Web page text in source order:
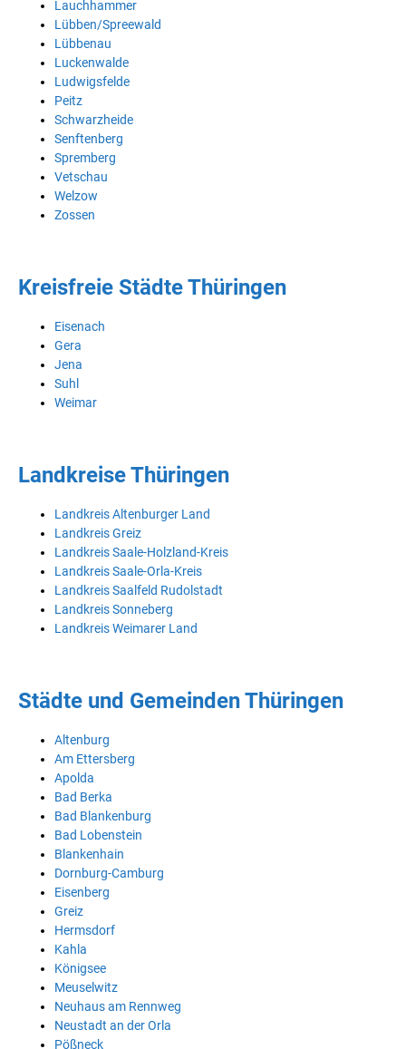
Lauchhammer
Lübben/Spreewald
Lübbenau
Luckenwalde
Ludwigsfelde
Peitz
Schwarzheide
Senftenberg
Spremberg
Vetschau
Welzow
Zossen
Kreisfreie Städte Thüringen
Eisenach
Gera
Jena
Suhl
Weimar
Landkreise Thüringen
Landkreis Altenburger Land
Landkreis Greiz
Landkreis Saale-Holzland-Kreis
Landkreis Saale-Orla-Kreis
Landkreis Saalfeld Rudolstadt
Landkreis Sonneberg
Landkreis Weimarer Land
Städte und Gemeinden Thüringen
Altenburg
Am Ettersberg
Apolda
Bad Berka
Bad Blankenburg
Bad Lobenstein
Blankenhain
Dornburg-Camburg
Eisenberg
Greiz
Hermsdorf
Kahla
Königsee
Meuselwitz
Neuhaus am Rennweg
Neustadt an der Orla
Pößneck